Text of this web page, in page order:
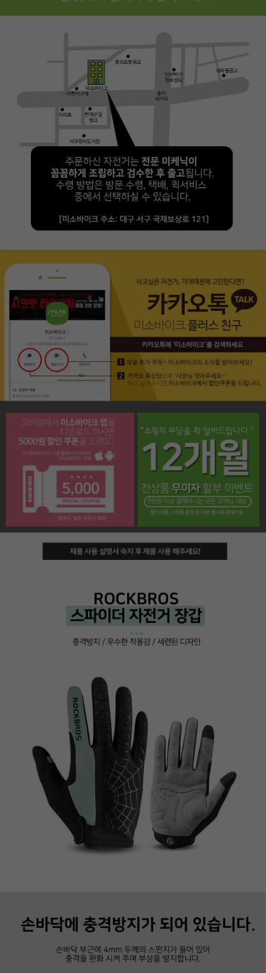
페이코 라이프